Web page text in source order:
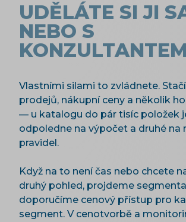
UDĚLÁTE SI JI
NEBO S
KONZULTANTEM
Vlastními silami to zvládnete.
prodejů, nákupní ceny a několik
— u katalogu do pár tisíc položek
odpoledne na výpočet a druhé na
pravidel.
Když na to není čas nebo chcete
druhý pohled, projdeme
doporučíme cenový přístup pro
segment. V cenotvorbě a